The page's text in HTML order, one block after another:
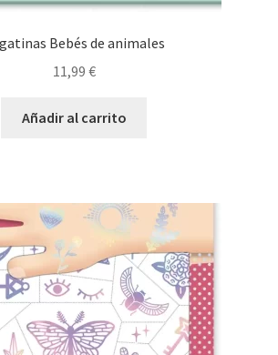
Bebés de animales
11,99 €
Añadir al carrito